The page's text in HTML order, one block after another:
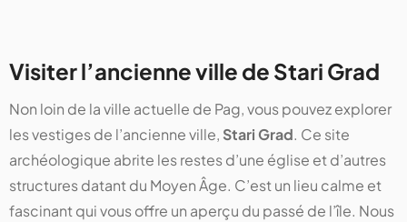
Visiter l’ancienne ville de Stari Grad
Non loin de la ville actuelle de Pag, vous pouvez explorer
les vestiges de l’ancienne ville, Stari Grad. Ce site
archéologique abrite les restes d’une église et d’autres
structures datant du Moyen Âge. C’est un lieu calme et
fascinant qui vous offre un aperçu du passé de l’île. Nous